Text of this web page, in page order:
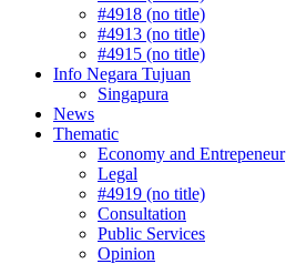
#4918 (no title)
#4913 (no title)
#4915 (no title)
Info Negara Tujuan
Singapura
News
Thematic
Economy and Entrepeneur
Legal
#4919 (no title)
Consultation
Public Services
Opinion